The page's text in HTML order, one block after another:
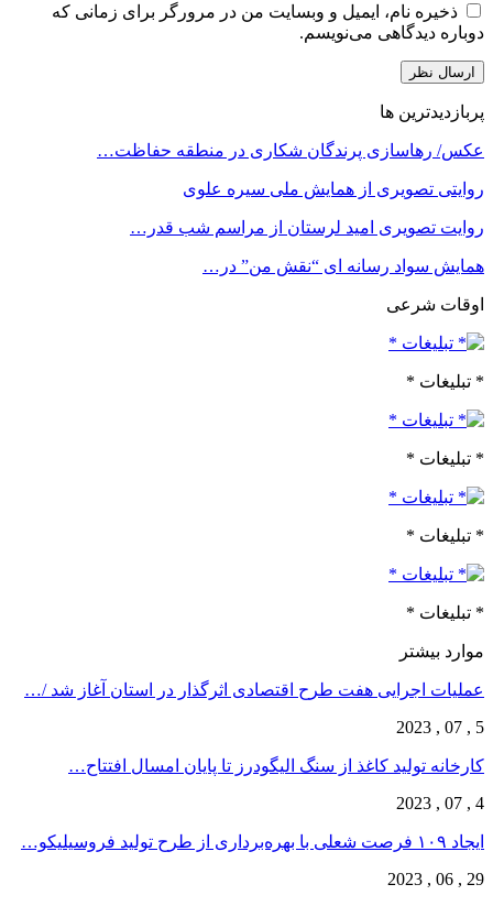
ذخیره نام، ایمیل و وبسایت من در مرورگر برای زمانی که
دوباره دیدگاهی می‌نویسم.
پربازدیدترین ها
عکس/ رهاسازی پرندگان شکاری در منطقه حفاظت…
روایتی تصویری از همایش ملی سیره علوی
روایت تصویری امید لرستان از مراسم شب قدر…
همایش سواد رسانه ای “نقش من” در…
اوقات شرعی
* تبلیغات *
* تبلیغات *
* تبلیغات *
* تبلیغات *
موارد بیشتر
عملیات اجرایی هفت طرح اقتصادی اثرگذار در استان آغاز شد /…
5 , 07 , 2023
کارخانه تولید کاغذ از سنگ الیگودرز تا پایان امسال افتتاح…
4 , 07 , 2023
ایجاد ۱۰۹ فرصت شعلی با بهره‌برداری از طرح تولید فروسیلیکو…
29 , 06 , 2023